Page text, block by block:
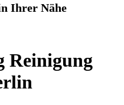
Ihrer Nähe
Reinigung